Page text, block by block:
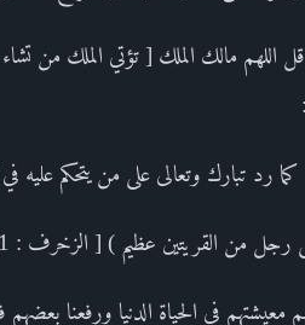
قل اللهم مالك الملك [ تؤتي الملك من
رد تبارك وتعالى على من يتحكم عليه
عظيم ) [ الزخرف : 31 ] .قال الله تعالى ردا عليهم :